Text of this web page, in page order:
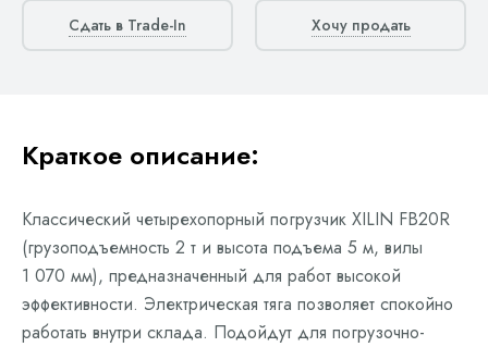
Сдать в Trade-In Хочу продать
Краткое описание:
Классический четырехопорный погрузчик XILIN FB20R
(грузоподъемность 2 т и высота подъема 5 м, вилы
1 070 мм), предназначенный для работ высокой
эффективности. Электрическая тяга позволяет спокойно
работать внутри склада. Подойдут для погрузочно-